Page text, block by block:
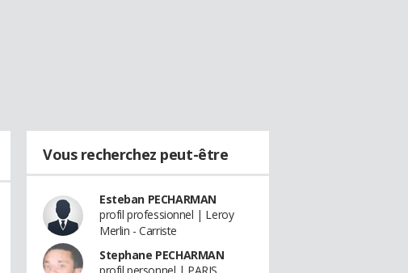
Vous recherchez peut-être
Esteban PECHARMAN
profil professionnel | Leroy
Merlin - Carriste
Stephane PECHARMAN